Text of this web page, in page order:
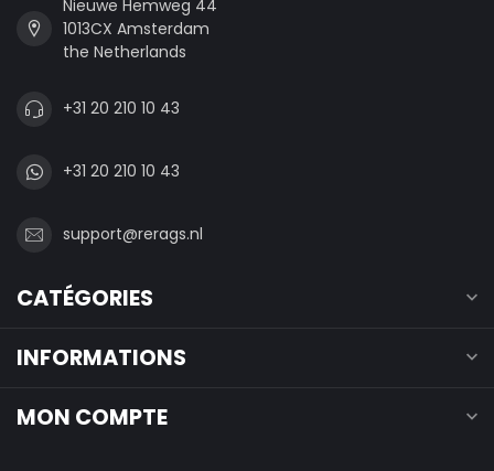
Nieuwe Hemweg 44
1013CX Amsterdam
the Netherlands
+31 20 210 10 43
+31 20 210 10 43
support@rerags.nl
CATÉGORIES
INFORMATIONS
MON COMPTE